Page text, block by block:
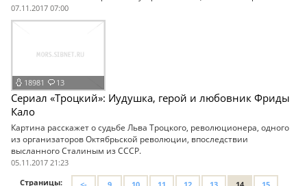
07.11.2017 07:00
18981 13
Сериал «Троцкий»: Иудушка, герой и любовник Фриды
Кало
Картина расскажет о судьбе Льва Троцкого, революционера, одного
из организаторов Октябрьской революции, впоследствии
высланного Сталиным из СССР.
05.11.2017 21:23
Страницы: